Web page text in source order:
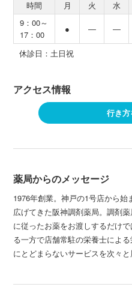
時間 月 火 水
9：00～
17：00
● ― ―
休診日：土日祝
アクセス情報
行き
薬局からのメッセージ
1976年創業。神戸の1号店から
広げてきた阪神調剤薬局。調剤
に従ったお薬をお渡しするだけ
る一方で店舗常駐の栄養士によ
にとどまらないサービスを次々と